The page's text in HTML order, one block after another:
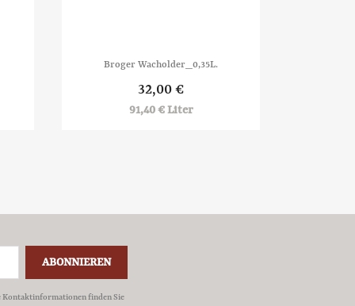
Vorschau
Broger Wacholder_0,35L.
32,00 €
91,40 € Liter
Kontaktinformationen finden Sie